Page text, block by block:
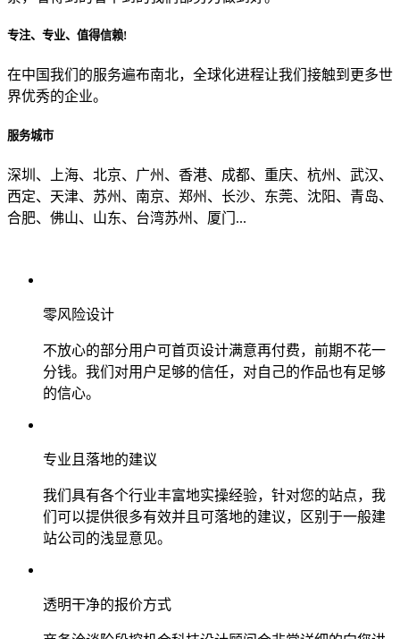
专注、专业、值得信赖!
在中国我们的服务遍布南北，全球化进程让我们接触到更多世
界优秀的企业。
服务城市
深圳、上海、北京、广州、香港、成都、重庆、杭州、武汉、
西定、天津、苏州、南京、郑州、长沙、东莞、沈阳、青岛、
合肥、佛山、山东、台湾苏州、厦门...
零风险设计
不放心的部分用户可首页设计满意再付费，前期不花一
分钱。我们对用户足够的信任，对自己的作品也有足够
的信心。
专业且落地的建议
我们具有各个行业丰富地实操经验，针对您的站点，我
们可以提供很多有效并且可落地的建议，区别于一般建
站公司的浅显意见。
透明干净的报价方式